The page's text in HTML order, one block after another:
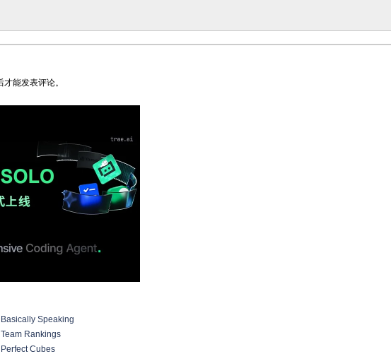
才能发表评论。
Speaking
Rankings
Cubes